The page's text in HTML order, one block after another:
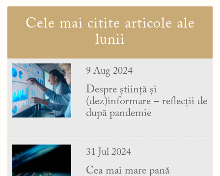
Cele mai citite articole ale
lunii
9 Aug 2024
Despre știință și
(dez)informare – reflecții de
după pandemie
31 Jul 2024
Cea mai mare pană